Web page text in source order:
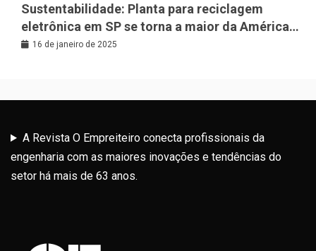
Sustentabilidade: Planta para reciclagem
eletrônica em SP se torna a maior da América
Latina
16 de janeiro de 2025
A Revista O Empreiteiro conecta profissionais da
engenharia com as maiores inovações e tendências do
setor há mais de 63 anos.